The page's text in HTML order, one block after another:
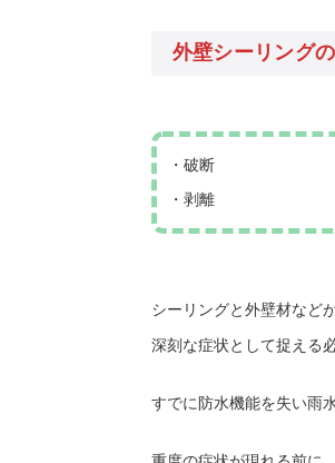
外壁シーリング
・破断
・剥離
シーリングと外壁材など
深刻な症状として捉える
すでに防水機能を失い雨